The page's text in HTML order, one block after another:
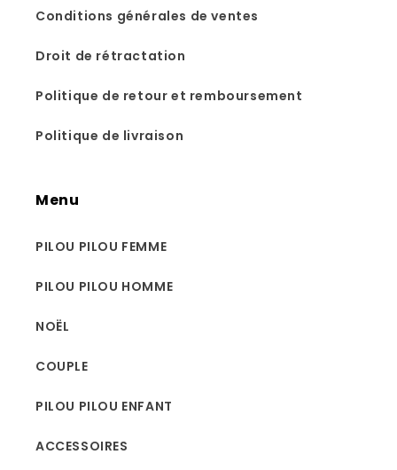
Conditions générales de ventes
Droit de rétractation
Politique de retour et remboursement
Politique de livraison
Menu
PILOU PILOU FEMME
PILOU PILOU HOMME
NOËL
COUPLE
PILOU PILOU ENFANT
ACCESSOIRES